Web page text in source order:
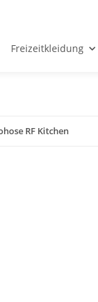
Freizeitkleidung
RF Kitchen